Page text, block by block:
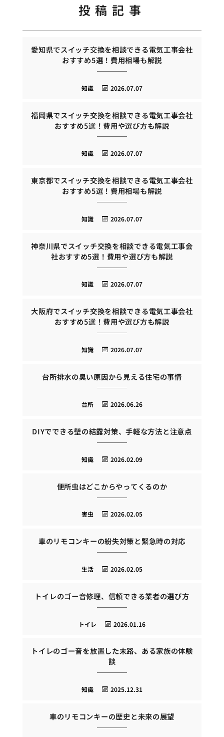
投稿記事
愛知県でスイッチ交換を相談できる電気工事会社
おすすめ5選！費用相場も解説
2026.07.07
知識
福岡県でスイッチ交換を相談できる電気工事会社
おすすめ5選！費用や選び方も解説
2026.07.07
知識
東京都でスイッチ交換を相談できる電気工事会社
おすすめ5選！費用相場も解説
2026.07.07
知識
神奈川県でスイッチ交換を相談できる電気工事会
社おすすめ5選！費用や選び方も解説
2026.07.07
知識
大阪府でスイッチ交換を相談できる電気工事会社
おすすめ5選！費用や選び方も解説
2026.07.07
知識
台所排水の臭い原因から見える住宅の事情
2026.06.26
台所
DIYでできる壁の結露対策、手軽な方法と注意点
2026.02.09
知識
便所虫はどこからやってくるのか
2026.02.05
害虫
車のリモコンキーの紛失対策と緊急時の対応
2026.02.05
生活
トイレのゴー音修理、信頼できる業者の選び方
2026.01.16
トイレ
トイレのゴー音を放置した末路、ある家族の体験
談
2025.12.31
知識
車のリモコンキーの歴史と未来の展望